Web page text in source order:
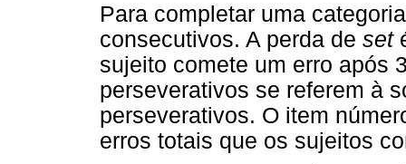
Para completar uma
consecutivos. A perda de set
sujeito comete um erro após
perseverativos se referem à
perseverativos. O item
erros totais que os sujeitos